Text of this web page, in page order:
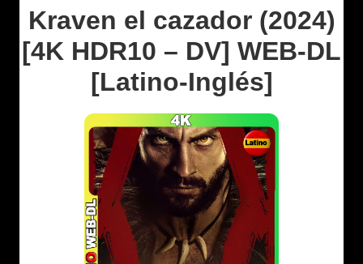
Kraven el cazador (2024)
[4K HDR10 – DV] WEB-DL
[Latino-Inglés]